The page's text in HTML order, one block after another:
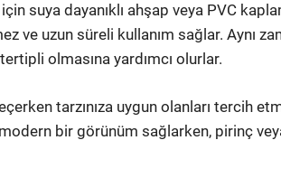
suya dayanıklı ahşap veya PVC
ve uzun süreli kullanım sağlar. Aynı
olmasına yardımcı olurlar.
tarzınıza uygun olanları tercih
bir görünüm sağlarken, pirinç